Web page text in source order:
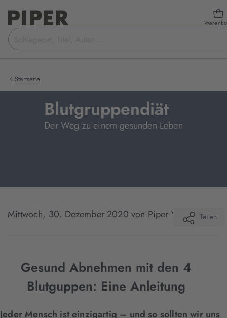
Suchbegriff
eingeben
Startseite
Blutgruppendiät
Der Weg zu einem gesunden Leben
Mittwoch, 30. Dezember 2020von Piper Verlag Teilen
Gesund Abnehmen mit den 4
Blutguppen: Eine Anleitung
Jeder Mensch ist einzigartig – und so sollten wir uns